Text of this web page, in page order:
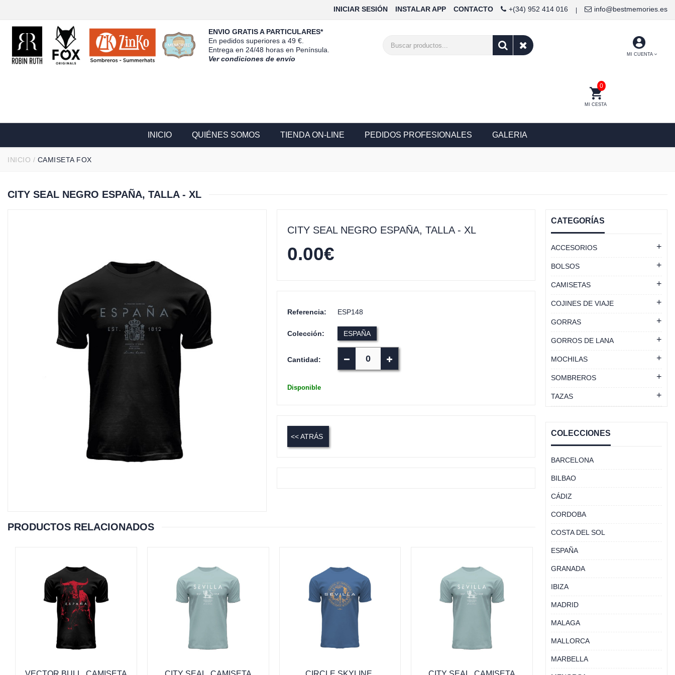
info@bestmemories.es
+(34) 952 414 016
CONTACTO
INSTALAR APP
INICIAR SESIÓN
ENVIO GRATIS A PARTICULARES*
En pedidos superiores a 49 €.
Entrega en 24/48 horas en Península.
Ver condiciones de envío
MI CUENTA
MI CESTA
0
INICIO QUIÉNES SOMOS TIENDA ON-LINE PEDIDOS PROFESIONALES GALERIA
INICIO / CAMISETA FOX
CITY SEAL NEGRO ESPAÑA, TALLA - XL
CITY SEAL NEGRO ESPAÑA, TALLA - XL
0.00€
Referencia: ESP148
Colección: ESPAÑA
Cantidad:
Disponible
<< ATRÁS
PRODUCTOS RELACIONADOS
CATEGORÍAS
ACCESORIOS
BOLSOS
CAMISETAS
COJINES DE VIAJE
GORRAS
GORROS DE LANA
MOCHILAS
SOMBREROS
TAZAS
COLECCIONES
BARCELONA
BILBAO
CÁDIZ
CORDOBA
COSTA DEL SOL
ESPAÑA
GRANADA
IBIZA
MADRID
MALAGA
MALLORCA
MARBELLA